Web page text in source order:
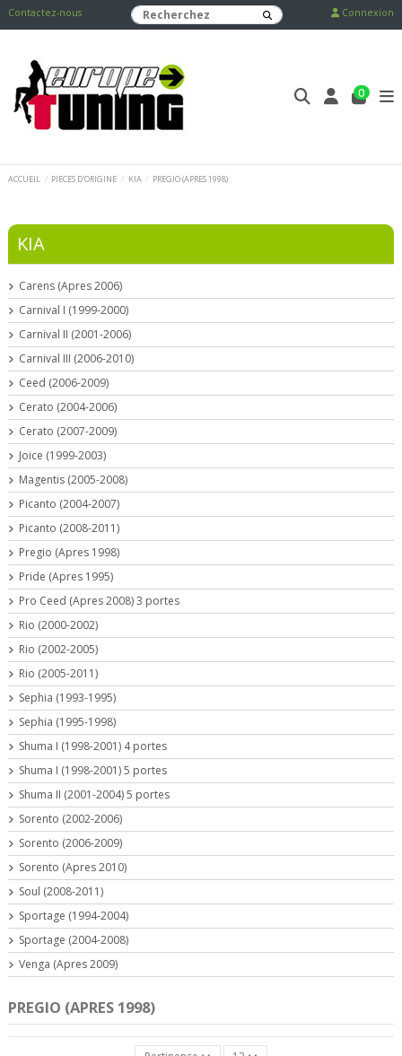
Contactez-nous Connexion
0
ACCUEIL PIECES D'ORIGINE KIA PREGIO (APRES 1998)
PREGIO (APRES 1998)
KIA
Carens (Apres 2006)
Carnival I (1999-2000)
Carnival II (2001-2006)
Carnival III (2006-2010)
Ceed (2006-2009)
Cerato (2004-2006)
Cerato (2007-2009)
Joice (1999-2003)
Magentis (2005-2008)
Picanto (2004-2007)
Picanto (2008-2011)
Pregio (Apres 1998)
Pride (Apres 1995)
Pro Ceed (Apres 2008) 3 portes
Rio (2000-2002)
Rio (2002-2005)
Rio (2005-2011)
Sephia (1993-1995)
Sephia (1995-1998)
Shuma I (1998-2001) 4 portes
Shuma I (1998-2001) 5 portes
Shuma II (2001-2004) 5 portes
Sorento (2002-2006)
Sorento (2006-2009)
Sorento (Apres 2010)
Soul (2008-2011)
Sportage (1994-2004)
Sportage (2004-2008)
Venga (Apres 2009)